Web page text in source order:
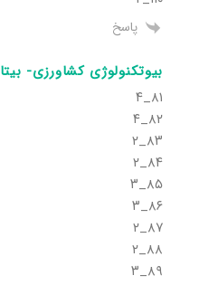
پاسخ
بیوتکنولوژی کشاورزی- بیتا
۸۱_۴
۸۲_۴
۸۳_۲
۸۴_۲
۸۵_۳
۸۶_۳
۸۷_۲
۸۸_۲
۸۹_۳